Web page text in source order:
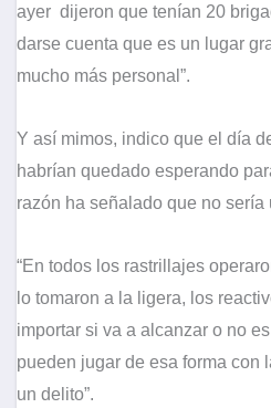
ayer dijeron que tenían 20
darse cuenta que es un lugar
mucho más personal”.
Y así mimos, indico que el día
habrían quedado esperando
razón ha señalado que no sería
“En todos los rastrillajes
lo tomaron a la ligera, los
importar si va a alcanzar o no
pueden jugar de esa forma con
un delito”.